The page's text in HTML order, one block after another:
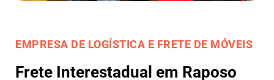
EMPRESA DE LOGÍSTICA E FRETE DE MÓVEIS
Frete Interestadual em Raposo